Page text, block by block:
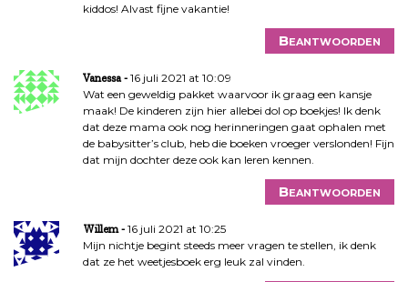
kiddos! Alvast fijne vakantie!
Beantwoorden
Vanessa
16 juli 2021 at 10:09
Wat een geweldig pakket waarvoor ik graag een kansje
maak! De kinderen zijn hier allebei dol op boekjes! Ik denk
dat deze mama ook nog herinneringen gaat ophalen met
de babysitter’s club, heb die boeken vroeger verslonden! Fijn
dat mijn dochter deze ook kan leren kennen.
Beantwoorden
Willem
16 juli 2021 at 10:25
Mijn nichtje begint steeds meer vragen te stellen, ik denk
dat ze het weetjesboek erg leuk zal vinden.